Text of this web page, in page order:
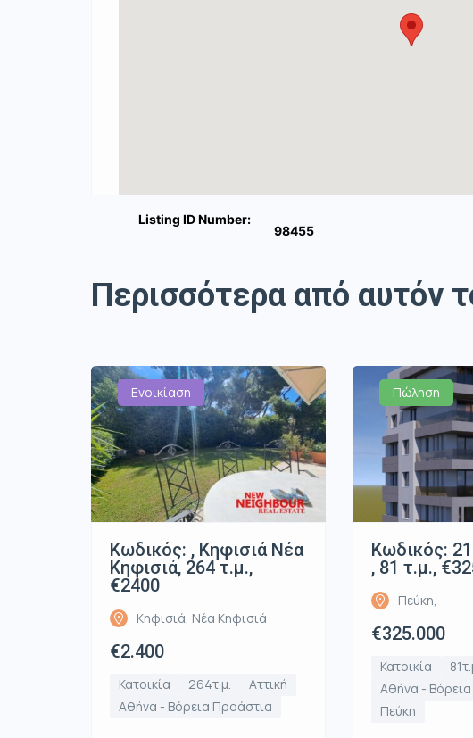
Listing ID Number:
98455
Περισσότερα από αυτόν
Ενοικίαση
Κωδικός: , Κηφισιά Νέα
Κηφισιά, 264 τ.μ.,
€2400
Κηφισιά, Νέα Κηφισιά
€2.400
Κατοικία 264τ.μ.
Αττική
Αθήνα - Βόρεια Προάστια
Πώληση
Κωδικός:
, 81 τ.μ.,
Πεύκη,
€325.000
Κατοικία
Αθήνα -
Πεύκη